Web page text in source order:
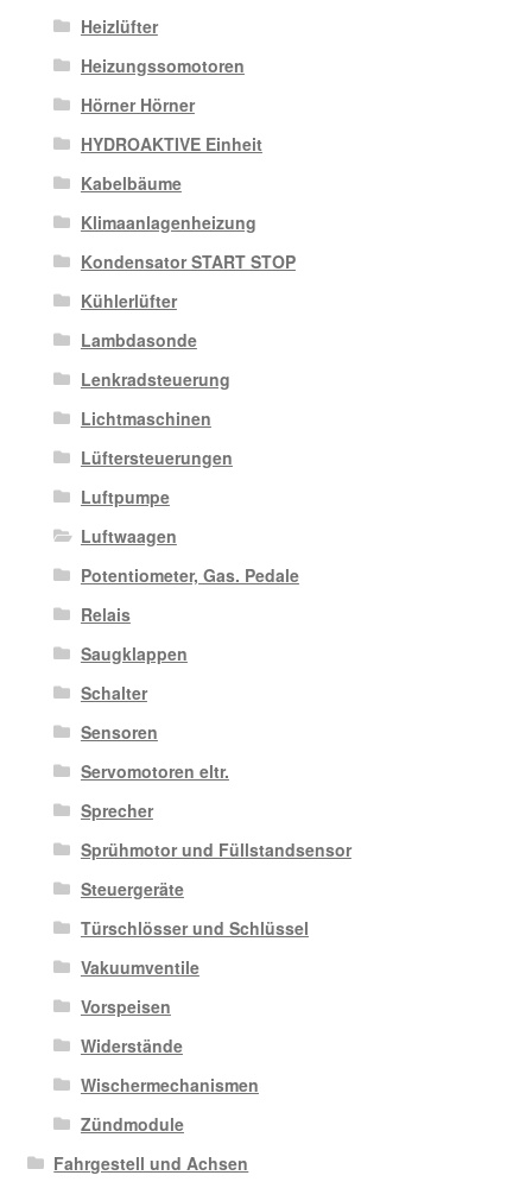
Heizlüfter
Heizungssomotoren
Hörner Hörner
HYDROAKTIVE Einheit
Kabelbäume
Klimaanlagenheizung
Kondensator START STOP
Kühlerlüfter
Lambdasonde
Lenkradsteuerung
Lichtmaschinen
Lüftersteuerungen
Luftpumpe
Luftwaagen
Potentiometer, Gas. Pedale
Relais
Saugklappen
Schalter
Sensoren
Servomotoren eltr.
Sprecher
Sprühmotor und Füllstandsensor
Steuergeräte
Türschlösser und Schlüssel
Vakuumventile
Vorspeisen
Widerstände
Wischermechanismen
Zündmodule
Fahrgestell und Achsen